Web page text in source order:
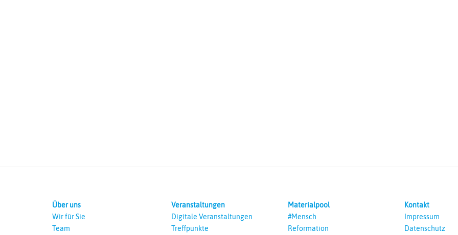
Über uns
Wir für Sie
Team
Veranstaltungen
Digitale Veranstaltungen
Treffpunkte
Materialpool
#Mensch
Reformation
Kontakt
Impressum
Datenschutz